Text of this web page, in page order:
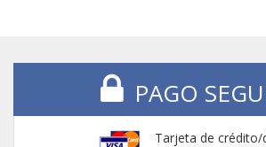
PAGO
Tarjeta de crédito/